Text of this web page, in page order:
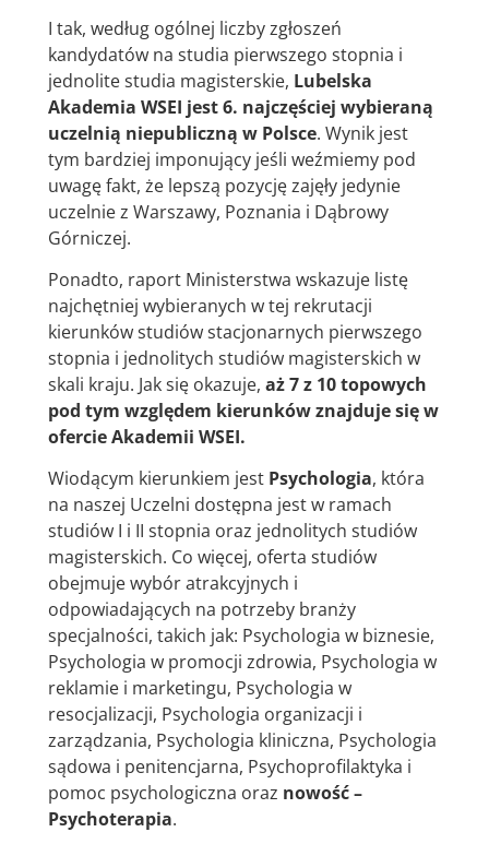
I tak, według ogólnej liczby zgłoszeń
kandydatów na studia pierwszego stopnia i
jednolite studia magisterskie, Lubelska
Akademia WSEI jest 6. najczęściej wybieraną
uczelnią niepubliczną w Polsce. Wynik jest
tym bardziej imponujący jeśli weźmiemy pod
uwagę fakt, że lepszą pozycję zajęły jedynie
uczelnie z Warszawy, Poznania i Dąbrowy
Górniczej.
Ponadto, raport Ministerstwa wskazuje listę
najchętniej wybieranych w tej rekrutacji
kierunków studiów stacjonarnych pierwszego
stopnia i jednolitych studiów magisterskich w
skali kraju. Jak się okazuje, aż 7 z 10 topowych
pod tym względem kierunków znajduje się w
ofercie Akademii WSEI.
Wiodącym kierunkiem jest Psychologia, która
na naszej Uczelni dostępna jest w ramach
studiów I i II stopnia oraz jednolitych studiów
magisterskich. Co więcej, oferta studiów
obejmuje wybór atrakcyjnych i
odpowiadających na potrzeby branży
specjalności, takich jak: Psychologia w biznesie,
Psychologia w promocji zdrowia, Psychologia w
reklamie i marketingu, Psychologia w
resocjalizacji, Psychologia organizacji i
zarządzania, Psychologia kliniczna, Psychologia
sądowa i penitencjarna, Psychoprofilaktyka i
pomoc psychologiczna oraz nowość –
Psychoterapia.